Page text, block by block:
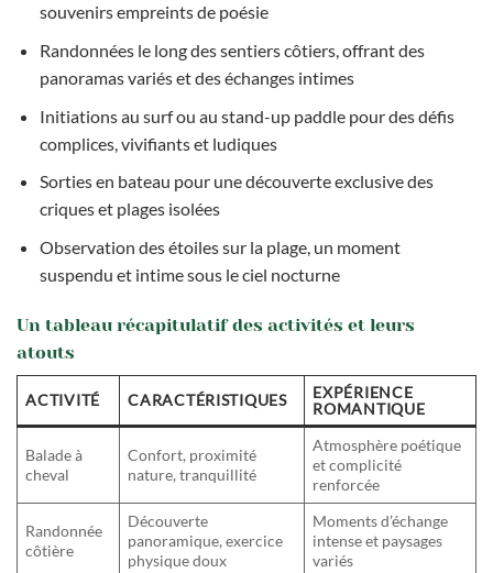
souvenirs empreints de poésie
Randonnées le long des sentiers côtiers, offrant des
panoramas variés et des échanges intimes
Initiations au surf ou au stand-up paddle pour des défis
complices, vivifiants et ludiques
Sorties en bateau pour une découverte exclusive des
criques et plages isolées
Observation des étoiles sur la plage, un moment
suspendu et intime sous le ciel nocturne
Un tableau récapitulatif des activités et leurs
atouts
ACTIVITÉ CARACTÉRISTIQUES
EXPÉRIENCE
ROMANTIQUE
Balade à
cheval
Confort, proximité
nature, tranquillité
Atmosphère poétique
et complicité
renforcée
Randonnée
côtière
Découverte
panoramique, exercice
physique doux
Moments d’échange
intense et paysages
variés